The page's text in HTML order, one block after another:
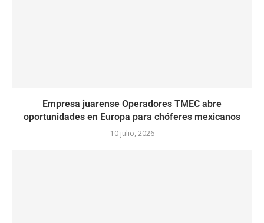
Empresa juarense Operadores TMEC abre
oportunidades en Europa para chóferes mexicanos
10 julio, 2026